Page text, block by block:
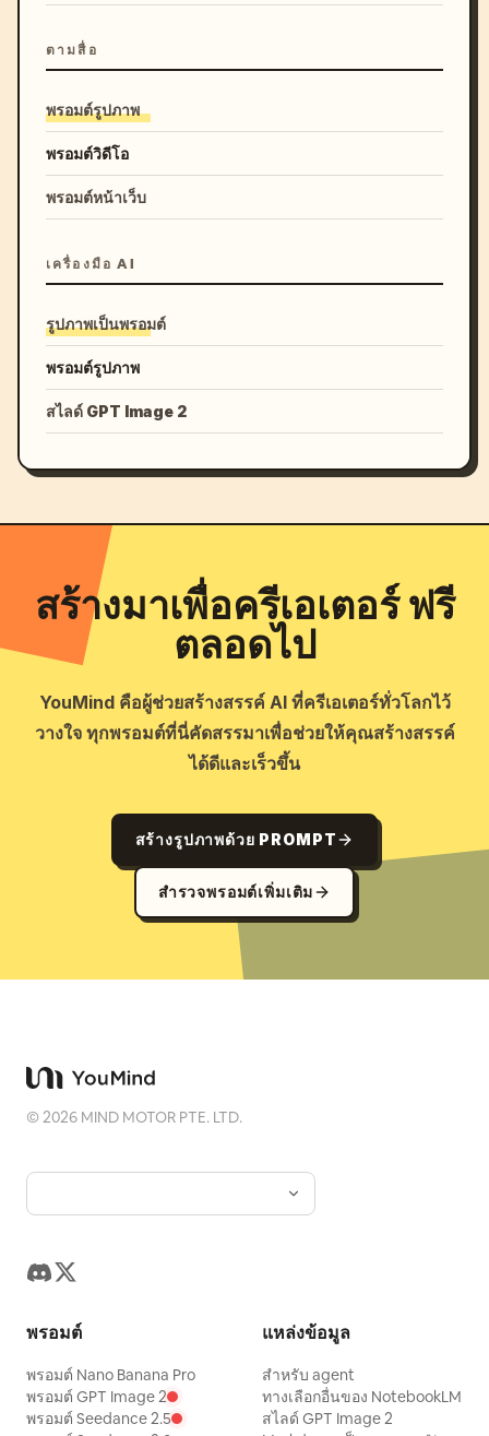
ตามสื่อ
พรอมต์รูปภาพ
พรอมต์วิดีโอ
พรอมต์หน้าเว็บ
เครื่องมือ AI
รูปภาพเป็นพรอมต์
พรอมต์รูปภาพ
สไลด์ GPT Image 2
สร้างมาเพื่อครีเอเตอร์ ฟรี
ตลอดไป
YouMind คือผู้ช่วยสร้างสรรค์ AI ที่ครีเอเตอร์ทั่วโลกไว้
วางใจ ทุกพรอมต์ที่นี่คัดสรรมาเพื่อช่วยให้คุณสร้างสรรค์
ได้ดีและเร็วขึ้น
สร้างรูปภาพด้วย PROMPT
สำรวจพรอมต์เพิ่มเติม
©2026 MIND MOTOR PTE. LTD.
พรอมต์
พรอมต์ Nano Banana Pro
พรอมต์ GPT Image 2
พรอมต์ Seedance 2.5
แหล่งข้อมูล
สำหรับ agent
ทางเลือกอื่นของ NotebookLM
สไลด์ GPT Image 2